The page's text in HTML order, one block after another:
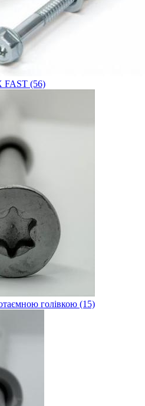
FAST (56)
голівкою (15)